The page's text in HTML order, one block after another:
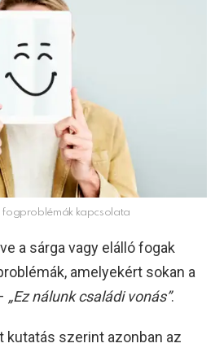
fogproblémák kapcsolata
a sárga vagy elálló fogak
amelyekért sokan a
„Ez nálunk családi vonás”.
kutatás szerint azonban az